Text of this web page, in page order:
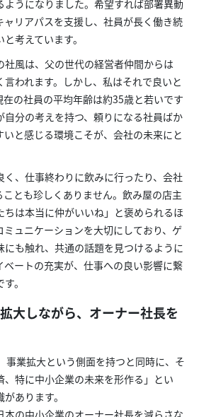
うになりました。希望すれば部署異動
ャリアパスを支援し、社員が長く働き続
考えています。
社風は、父の世代の経営者仲間からは
言われます。しかし、私はそれで良いと
の社員の平均年齢は約35歳と若いです
自分の考えを持つ、頼りになる社員ばか
いと感じる環境こそが、会社の未来にと
、仕事終わりに飲みに行ったり、会社
とも珍しくありません。飲み屋の店主
ちは本当に仲がいいね」と褒められるほ
ミュニケーションを大切にしており、ゲ
にも触れ、共通の話題を見つけるように
ートの充実が、仕事への良い影響に繋
。
大しながら、オーナー社長を
事業拡大という側面を持つと同時に、そ
、特に中小企業の未来を形作る」とい
あります。
本の中小企業のオーナー社長を減らさな